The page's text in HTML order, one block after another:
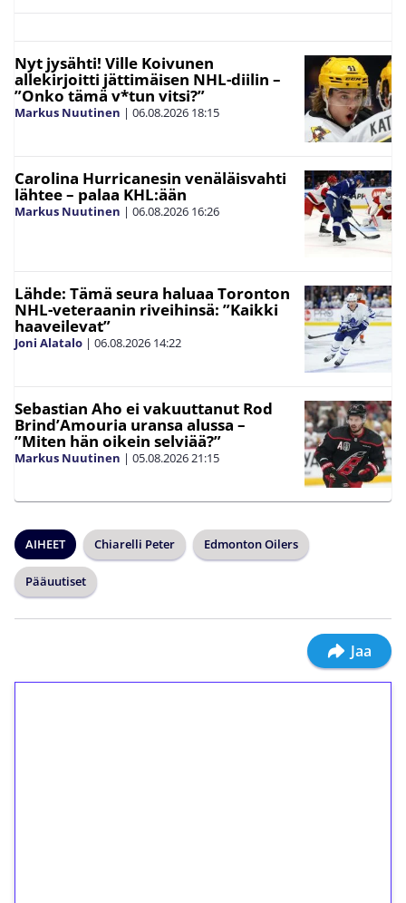
Nyt jysähti! Ville Koivunen
allekirjoitti jättimäisen NHL-diilin –
”Onko tämä v*tun vitsi?”
Markus Nuutinen | 06.08.2026 18:15
Carolina Hurricanesin venäläisvahti
lähtee – palaa KHL:ään
Markus Nuutinen | 06.08.2026 16:26
Lähde: Tämä seura haluaa Toronton
NHL-veteraanin riveihinsä: ”Kaikki
haaveilevat”
Joni Alatalo | 06.08.2026 14:22
Sebastian Aho ei vakuuttanut Rod
Brind’Amouria uransa alussa –
”Miten hän oikein selviää?”
Markus Nuutinen | 05.08.202621:15
AIHEET Chiarelli Peter Edmonton Oilers
Pääuutiset
Jaa